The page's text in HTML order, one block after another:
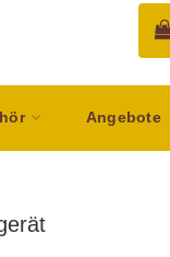
Angebote